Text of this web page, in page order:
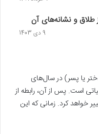
طلاق و نشانه‌های آن
9 دی 1403
یا پسر) در سال‌های
است. پس از آن، رابطه از
خواهد کرد. زمانی که این